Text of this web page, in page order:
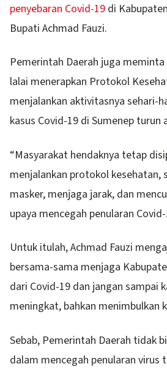
penyebaran Covid-19 di
Bupati Achmad Fauzi.
Pemerintah Daerah juga
lalai menerapkan Protokol
menjalankan aktivitasnya sehari-
kasus Covid-19 di Sumenep turun
“Masyarakat hendaknya tetap
menjalankan protokol kesehatan,
masker, menjaga jarak, dan
upaya mencegah penularan
Untuk itulah, Achmad Fauzi
bersama-sama menjaga
dari Covid-19 dan jangan sampai
meningkat, bahkan menimbulkan
Sebab, Pemerintah Daerah tidak
dalam mencegah penularan virus